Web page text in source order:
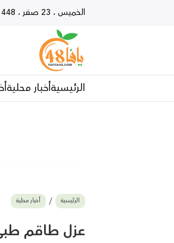
الخميس ، 23 صفر ، 1448
الرئيسيةأخبار محلية
الرئيسية أخبار محلية
عزل طاقم